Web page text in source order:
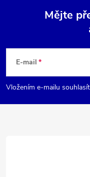
p
a
Mějte
E-mail
Vložením e-mailu